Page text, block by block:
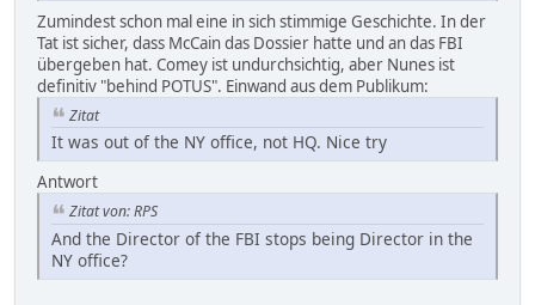
Zumindest schon mal eine in sich stimmige Geschichte. In der
Tat ist sicher, dass McCain das Dossier hatte und an das FBI
übergeben hat. Comey ist undurchsichtig, aber Nunes ist
definitiv "behind POTUS". Einwand aus dem Publikum:
Zitat
It was out of the NY office, not HQ. Nice try
Antwort
Zitat von: RPS
And the Director of the FBI stops being Director in the
NY office?